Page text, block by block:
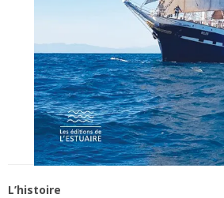
L’histoire